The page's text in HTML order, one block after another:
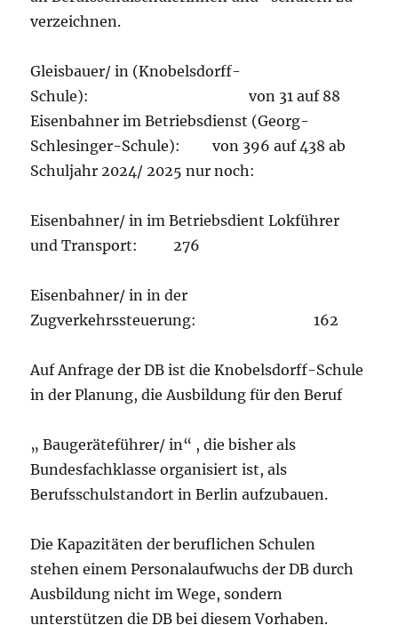
verzeichnen.
Gleisbauer/ in (Knobelsdorff-
Schule): von 31 auf 88
Eisenbahner im Betriebsdienst (Georg-
Schlesinger-Schule): von 396 auf 438 ab
Schuljahr 2024/ 2025 nur noch:
Eisenbahner/ in im Betriebsdient Lokführer
und Transport: 276
Eisenbahner/ in in der
Zugverkehrssteuerung: 162
Auf Anfrage der DB ist die Knobelsdorff-Schule
in der Planung, die Ausbildung für den Beruf
„ Baugeräteführer/ in“ , die bisher als
Bundesfachklasse organisiert ist, als
Berufsschulstandort in Berlin aufzubauen.
Die Kapazitäten der beruflichen Schulen
stehen einem Personalaufwuchs der DB durch
Ausbildung nicht im Wege, sondern
unterstützen die DB bei diesem Vorhaben.